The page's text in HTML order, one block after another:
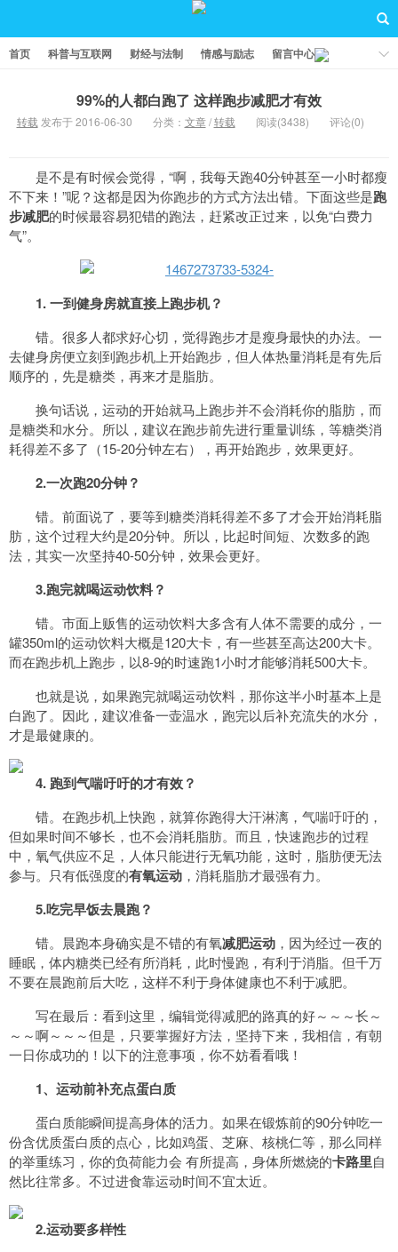
首页 科普与互联网 财经与法制 情感与励志 留言中心
99%的人都白跑了 这样跑步减肥才有效
转载 发布于 2016-06-30 分类： 文章/转载 阅读(3438) 评论(0)
是不是有时候会觉得，“啊，我每天跑40分钟甚至一小时都瘦
不下来！”呢？这都是因为你跑步的方式方法出错。下面这些是跑
步减肥的时候最容易犯错的跑法，赶紧改正过来，以免“白费力
气”。
1. 一到健身房就直接上跑步机？
错。很多人都求好心切，觉得跑步才是瘦身最快的办法。一
去健身房便立刻到跑步机上开始跑步，但人体热量消耗是有先后
顺序的，先是糖类，再来才是脂肪。
换句话说，运动的开始就马上跑步并不会消耗你的脂肪，而
是糖类和水分。所以，建议在跑步前先进行重量训练，等糖类消
耗得差不多了（15-20分钟左右），再开始跑步，效果更好。
2.一次跑20分钟？
错。前面说了，要等到糖类消耗得差不多了才会开始消耗脂
肪，这个过程大约是20分钟。所以，比起时间短、次数多的跑
法，其实一次坚持40-50分钟，效果会更好。
3.跑完就喝运动饮料？
错。市面上贩售的运动饮料大多含有人体不需要的成分，一
罐350ml的运动饮料大概是120大卡，有一些甚至高达200大卡。
而在跑步机上跑步，以8-9的时速跑1小时才能够消耗500大卡。
也就是说，如果跑完就喝运动饮料，那你这半小时基本上是
白跑了。因此，建议准备一壶温水，跑完以后补充流失的水分，
才是最健康的。
4. 跑到气喘吁吁的才有效？
错。在跑步机上快跑，就算你跑得大汗淋漓，气喘吁吁的，
但如果时间不够长，也不会消耗脂肪。而且，快速跑步的过程
中，氧气供应不足，人体只能进行无氧功能，这时，脂肪便无法
参与。只有低强度的有氧运动 ，消耗脂肪才最强有力。
5.吃完早饭去晨跑？
错。晨跑本身确实是不错的有氧减肥运动 ，因为经过一夜的
睡眠，体内糖类已经有所消耗，此时慢跑，有利于消脂。但千万
不要在晨跑前后大吃，这样不利于身体健康也不利于减肥。
写在最后：看到这里，编辑觉得减肥的路真的好～～～长～
～～啊～～～但是，只要掌握好方法，坚持下来，我相信，有朝
一日你成功的！以下的注意事项，你不妨看看哦！
1、运动前补充点蛋白质
蛋白质能瞬间提高身体的活力。如果在锻炼前的90分钟吃一
份含优质蛋白质的点心，比如鸡蛋、芝麻、核桃仁等，那么同样
的举重练习，你的负荷能力会 有所提高，身体所燃烧的卡路里自
然比往常多。不过进食靠运动时间不宜太近。
2.运动要多样性